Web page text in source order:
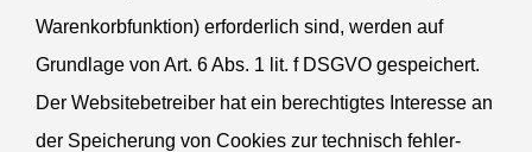
Waren­korb­funktion) erfor­derlich sind, werden auf
Grundlage von Art. 6 Abs. 1 lit. f DSGVO gespei­chert.
Der Website­be­treiber hat ein berech­tigtes Interesse an
der Speicherung von Cookies zur technisch fehler­